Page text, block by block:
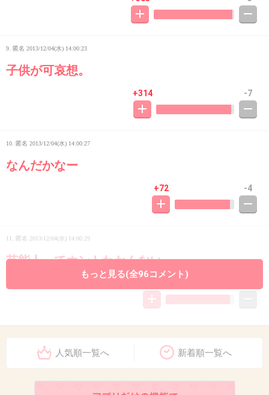
9. 匿名 2013/12/04(水) 14:00:23
子供が可哀想。
+314 -7
10. 匿名 2013/12/04(水) 14:00:27
なんだかなー
+72 -4
11. 匿名 2013/12/04(水) 14:00:29
芸能人ってホントわかんない。
ていうかようやく離婚したんだ。第一報からけ
もっと見る(全96コメント)
人気順一覧へ 新着順一覧へ